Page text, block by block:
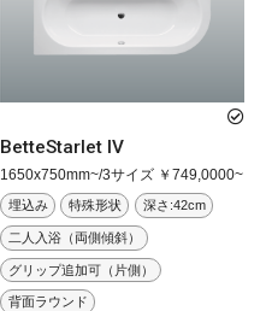
BetteStarlet IV
1650x750mm~/3サイズ ￥749,0000~
埋込み 特殊形状 深さ:42cm
二人入浴（両側傾斜）
グリップ追加可（片側）
背面ラウンド